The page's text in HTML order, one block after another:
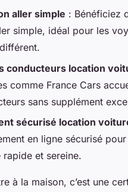
aller simple : Bénéficiez
simple, idéal pour les
conducteurs location
comme France Cars
sans supplément
sécurisé location
en ligne sécurisé
rapide et sereine.
à la maison, c’est une